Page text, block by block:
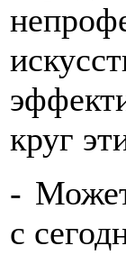
круг
-
с